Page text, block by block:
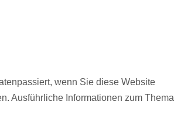
wenn Sie diese Website
Ausführliche Informationen zum Thema